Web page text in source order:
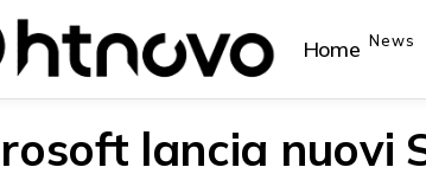
Home News
lancia nuovi